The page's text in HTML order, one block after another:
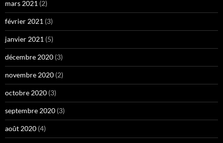
mars 2021 (2)
février 2021 (3)
janvier 2021 (5)
décembre 2020 (3)
novembre 2020 (2)
octobre 2020 (3)
septembre 2020 (3)
août 2020 (4)